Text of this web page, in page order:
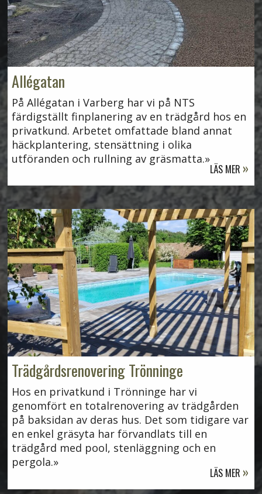
Allégatan
På Allégatan i Varberg har vi på NTS
färdigställt finplanering av en trädgård hos en
privatkund. Arbetet omfattade bland annat
häckplantering, stensättning i olika
utföranden och rullning av gräsmatta.
LÄS MER
Trädgårdsrenovering Trönninge
Hos en privatkund i Trönninge har vi
genomfört en totalrenovering av trädgården
på baksidan av deras hus. Det som tidigare var
en enkel gräsyta har förvandlats till en
trädgård med pool, stenläggning och en
pergola.
LÄS MER